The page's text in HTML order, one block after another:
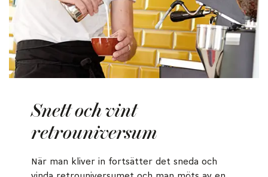
Snett och vint
retrouniversum
När man kliver in fortsätter det sneda och